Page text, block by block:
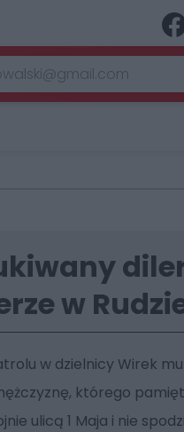
w
w dzielnicy Wirek
którego
ulicą 1 Maja i nie